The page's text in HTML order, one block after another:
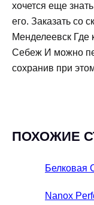
хочется еще
его. Заказать со
Менделеевск Где
Себеж И можно
сохранив при
ПОХОЖИЕ
Белковая
Nanox